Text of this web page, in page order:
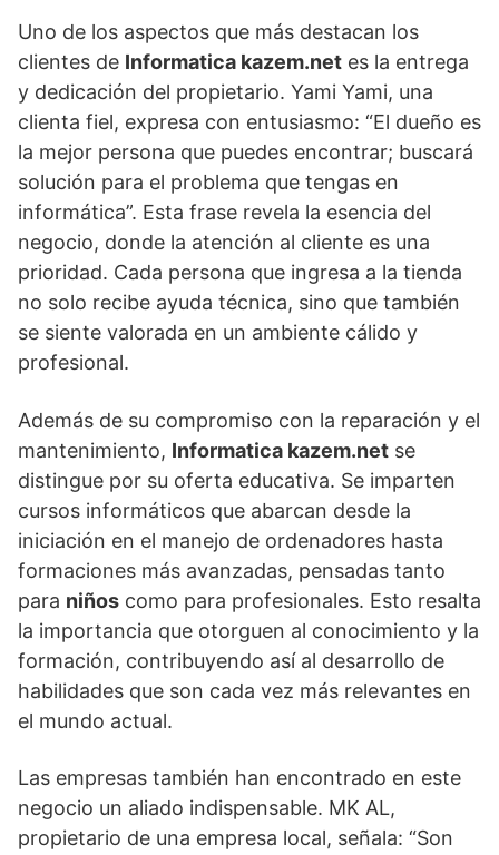
Uno de los aspectos que más destacan los
clientes de Informatica kazem.net es la entrega
y dedicación del propietario. Yami Yami, una
clienta fiel, expresa con entusiasmo: “El dueño es
la mejor persona que puedes encontrar; buscará
solución para el problema que tengas en
informática”. Esta frase revela la esencia del
negocio, donde la atención al cliente es una
prioridad. Cada persona que ingresa a la tienda
no solo recibe ayuda técnica, sino que también
se siente valorada en un ambiente cálido y
profesional.
Además de su compromiso con la reparación y el
mantenimiento, Informatica kazem.net se
distingue por su oferta educativa. Se imparten
cursos informáticos que abarcan desde la
iniciación en el manejo de ordenadores hasta
formaciones más avanzadas, pensadas tanto
para niños como para profesionales. Esto resalta
la importancia que otorguen al conocimiento y la
formación, contribuyendo así al desarrollo de
habilidades que son cada vez más relevantes en
el mundo actual.
Las empresas también han encontrado en este
negocio un aliado indispensable. MK AL,
propietario de una empresa local, señala: “Son